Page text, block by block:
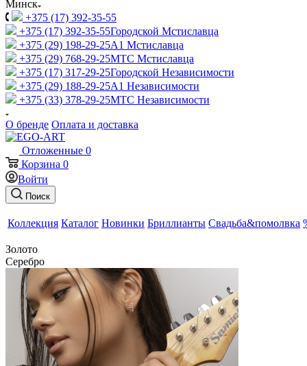
Минск
+375 (17) 392-35-55
+375 (17) 392-35-55Городской Мстиславца
+375 (29) 198-29-25A1 Мстиславца
+375 (29) 768-29-25МТС Мстиславца
+375 (17) 317-29-25Городской Независимости
+375 (29) 188-29-25A1 Независимости
+375 (33) 378-29-25МТС Независимости
О бренде Оплата и доставка
Отложенные 0
Корзина 0
Войти
Поиск
Коллекция Каталог Новинки Бриллианты Свадьба&помолвка
Золото
Серебро